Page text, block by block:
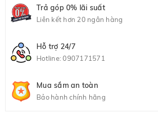
Trả góp 0% lãi suất
Liên kết hơn 20 ngân hàng
Hỗ trợ 24/7
Hotline:0907171571
Mua sắm an toàn
Bảo hành chính hãng